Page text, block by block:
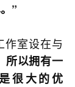
”
作室设在与
所以拥有一
很大的优